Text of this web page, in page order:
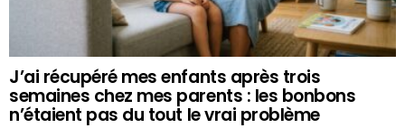
J’ai récupéré mes enfants après trois
semaines chez mes parents : les bonbons
n’étaient pas du tout le vrai problème